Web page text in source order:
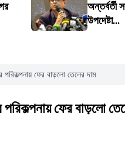
অন্তর্বর্তী
উপদেষ্টা...
ফের বাড়লো তেলের দাম
ফের বাড়লো